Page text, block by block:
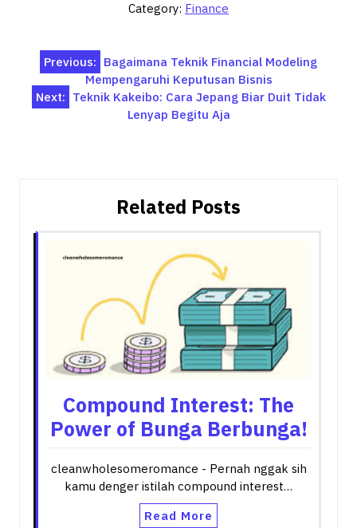
Category: Finance
Post
navigation
Previous: Bagaimana Teknik Financial Modeling
Mempengaruhi Keputusan Bisnis
Next: Teknik Kakeibo: Cara Jepang Biar Duit Tidak
Lenyap Begitu Aja
Related Posts
Compound Interest: The
Power of Bunga Berbunga!
cleanwholesomeromance - Pernah nggak sih
kamu denger istilah compound interest…
Read More